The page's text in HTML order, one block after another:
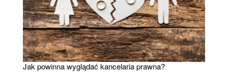
Jak powinna wyglądać kancelaria prawna?